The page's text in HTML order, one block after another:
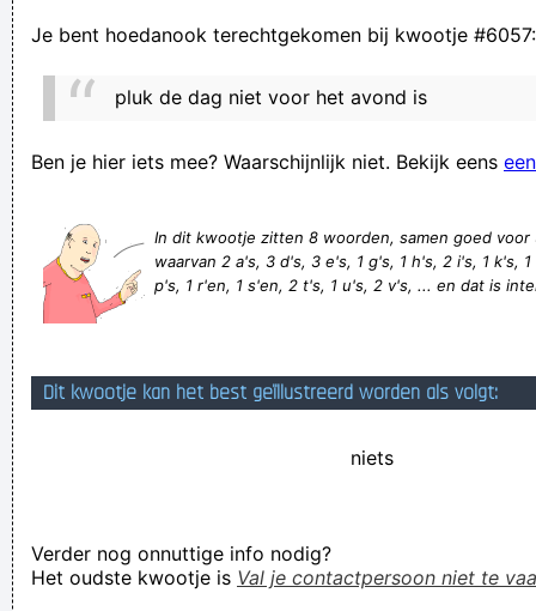
als het min dertig is in april is het een beetje kil
al is de naaktslak nog zo snel, naakt is hij wel
Dat je arme ouders hebt kan je niets aan doen, maar arme
schoonouders is je eigen schuld
I remember when my furby went bad. It kept yelling, "CO-
Met welke software maakt men software waar men software
Never been 1 to slate my team in public but get that man to
fuck
Je bent hoedanook terechtgekomen bij kwootje #6057:
pluk de dag niet voor het avond is
Ben je hier iets mee? Waarschijnlijk niet. Bekijk eens
In dit kwootje zitten 8 woorden, samen goed
waarvan 2 a's, 3 d's, 3 e's, 1 g's, 1 h's, 2 i's, 1 k's,
p's, 1 r'en, 1 s'en, 2 t's, 1 u's, 2 v's, ... en dat is
Dit kwootje kan het best geïllustreerd worden als volgt:
niets
Verder nog onnuttige info nodig?
Het oudste kwootje is Val je contactpersoon niet te